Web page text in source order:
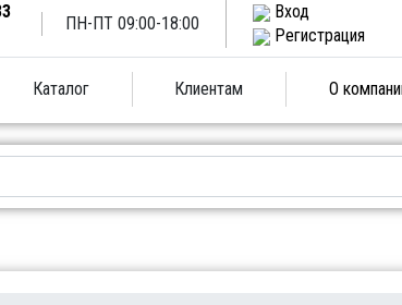
ПН-ПТ 09:00-18:00
Вход
Регистрация
Каталог Клиентам О